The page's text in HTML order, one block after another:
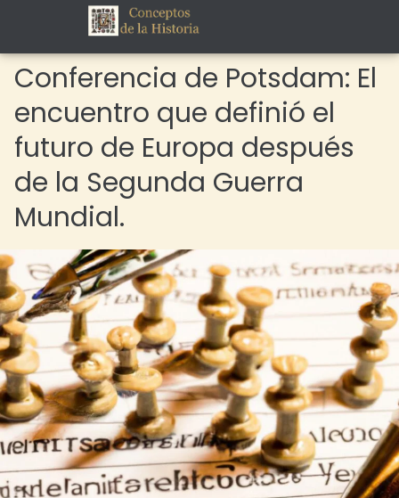
Conferencia de Potsdam: El
encuentro que definió el
futuro de Europa después
de la Segunda Guerra
Mundial.